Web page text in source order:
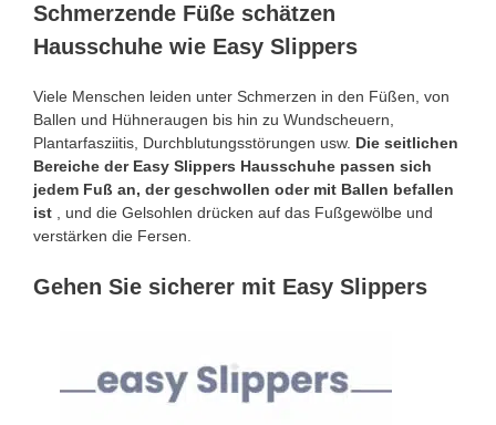
Schmerzende Füße schätzen
Hausschuhe wie Easy Slippers
Viele Menschen leiden unter Schmerzen in den Füßen, von
Ballen und Hühneraugen bis hin zu Wundscheuern,
Plantarfasziitis, Durchblutungsstörungen usw. Die seitlichen
Bereiche der Easy Slippers Hausschuhe passen sich
jedem Fuß an, der geschwollen oder mit Ballen befallen
ist , und die Gelsohlen drücken auf das Fußgewölbe und
verstärken die Fersen.
Gehen Sie sicherer mit Easy Slippers